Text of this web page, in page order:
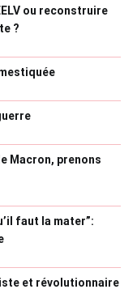
ou reconstruire
?
Macron, prenons
faut la mater”:
et révolutionnaire